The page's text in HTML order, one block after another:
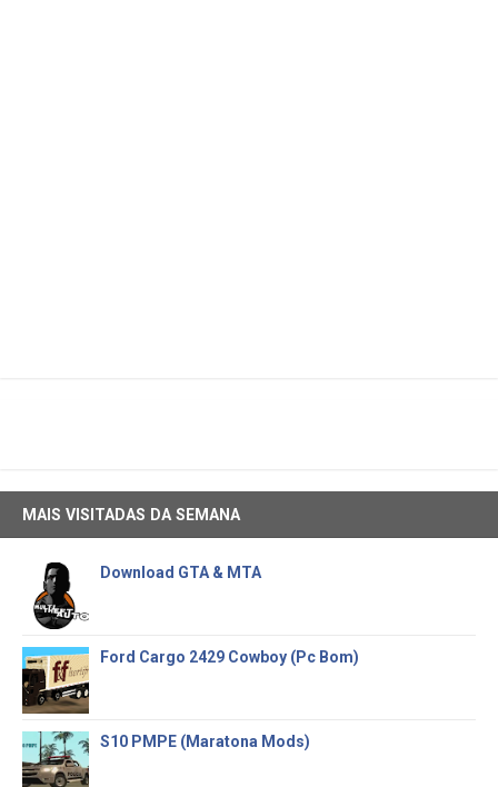
MAIS VISITADAS DA SEMANA
Download GTA & MTA
Ford Cargo 2429 Cowboy (Pc Bom)
S10 PMPE (Maratona Mods)